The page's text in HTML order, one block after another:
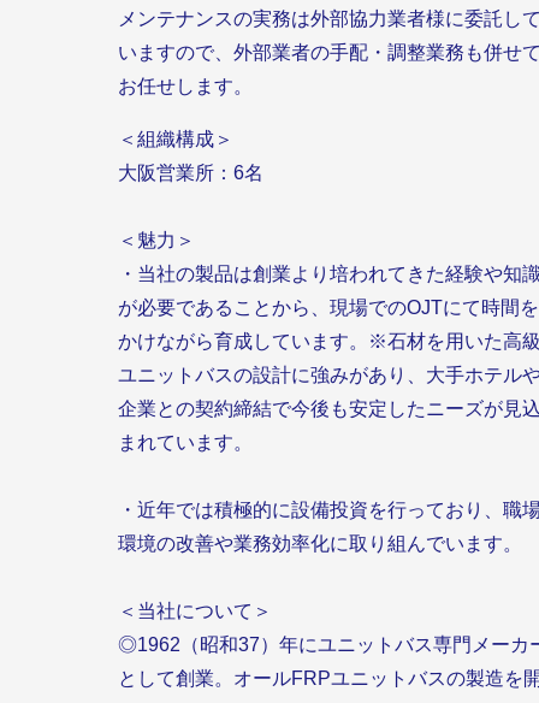
メンテナンスの実務は外部協力業者様に委託し
いますので、外部業者の手配・調整業務も併せ
お任せします。
＜組織構成＞
大阪営業所：6名
＜魅力＞
・当社の製品は創業より培われてきた経験や知
が必要であることから、現場でのOJTにて時間を
かけながら育成しています。※石材を用いた高
ユニットバスの設計に強みがあり、大手ホテル
企業との契約締結で今後も安定したニーズが見
まれています。
・近年では積極的に設備投資を行っており、職
環境の改善や業務効率化に取り組んでいます。
＜当社について＞
◎1962（昭和37）年にユニットバス専門メーカ
として創業。オールFRPユニットバスの製造を